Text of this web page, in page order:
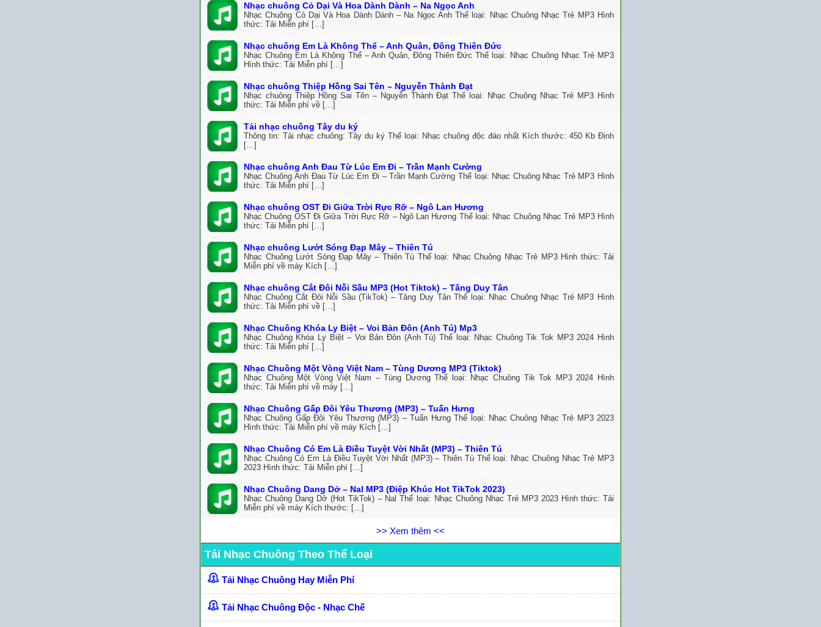
Nhạc chuông Cỏ Dại Và Hoa Dành Dành – Na Ngọc Anh
Nhạc Chuông Cỏ Dại Và Hoa Dành Dành – Na Ngọc Anh Thể loại: Nhạc Chuông Nhạc Trẻ MP3 Hình
thức: Tải Miễn phí […]
Nhạc chuông Em Là Không Thể – Anh Quân, Đông Thiên Đức
Nhạc Chuông Em Là Không Thể – Anh Quân, Đông Thiên Đức Thể loại: Nhạc Chuông Nhạc Trẻ MP3
Hình thức: Tải Miễn phí […]
Nhạc chuông Thiệp Hồng Sai Tên – Nguyễn Thành Đạt
Nhạc chuông Thiệp Hồng Sai Tên – Nguyễn Thành Đạt Thể loại: Nhạc Chuông Nhạc Trẻ MP3 Hình
thức: Tải Miễn phí về […]
Tải nhạc chuông Tây du ký
Thông tin: Tải nhạc chuông: Tây du ký Thể loại: Nhạc chuông độc đáo nhất Kích thước: 450 Kb Định
[…]
Nhạc chuông Anh Đau Từ Lúc Em Đi – Trần Mạnh Cường
Nhạc Chuông Anh Đau Từ Lúc Em Đi – Trần Mạnh Cường Thể loại: Nhạc Chuông Nhạc Trẻ MP3 Hình
thức: Tải Miễn phí […]
Nhạc chuông OST Đi Giữa Trời Rực Rỡ – Ngô Lan Hương
Nhạc Chuông OST Đi Giữa Trời Rực Rỡ – Ngô Lan Hương Thể loại: Nhạc Chuông Nhạc Trẻ MP3 Hình
thức: Tải Miễn phí […]
Nhạc chuông Lướt Sóng Đạp Mây – Thiên Tú
Nhạc Chuông Lướt Sóng Đạp Mây – Thiên Tú Thể loại: Nhạc Chuông Nhạc Trẻ MP3 Hình thức: Tải
Miễn phí về máy Kích […]
Nhạc chuông Cắt Đôi Nỗi Sầu MP3 (Hot Tiktok) – Tăng Duy Tân
Nhạc Chuông Cắt Đôi Nỗi Sầu (TikTok) – Tăng Duy Tân Thể loại: Nhạc Chuông Nhạc Trẻ MP3 Hình
thức: Tải Miễn phí về […]
Nhạc Chuông Khóa Ly Biệt – Voi Bản Đôn (Anh Tú) Mp3
Nhạc Chuông Khóa Ly Biệt – Voi Bản Đôn (Anh Tú) Thể loại: Nhạc Chuông Tik Tok MP3 2024 Hình
thức: Tải Miễn phí […]
Nhạc Chuông Một Vòng Việt Nam – Tùng Dương MP3 (Tiktok)
Nhạc Chuông Một Vòng Việt Nam – Tùng Dương Thể loại: Nhạc Chuông Tik Tok MP3 2024 Hình
thức: Tải Miễn phí về máy […]
Nhạc Chuông Gấp Đôi Yêu Thương (MP3) – Tuấn Hưng
Nhạc Chuông Gấp Đôi Yêu Thương (MP3) – Tuấn Hưng Thể loại: Nhạc Chuông Nhạc Trẻ MP3 2023
Hình thức: Tải Miễn phí về máy Kích […]
Nhạc Chuông Có Em Là Điều Tuyệt Vời Nhất (MP3) – Thiên Tú
Nhạc Chuông Có Em Là Điều Tuyệt Vời Nhất (MP3) – Thiên Tú Thể loại: Nhạc Chuông Nhạc Trẻ MP3
2023 Hình thức: Tải Miễn phí […]
Nhạc Chuông Dang Dở – Nal MP3 (Điệp Khúc Hot TikTok 2023)
Nhạc Chuông Dang Dở (Hot TikTok) – Nal Thể loại: Nhạc Chuông Nhạc Trẻ MP3 2023 Hình thức: Tải
Miễn phí về máy Kích thước: […]
>> Xem thêm <<
Tải Nhạc Chuông Theo Thể Loại
Tải Nhạc Chuông Hay Miễn Phí
Tải Nhạc Chuông Độc - Nhạc Chế